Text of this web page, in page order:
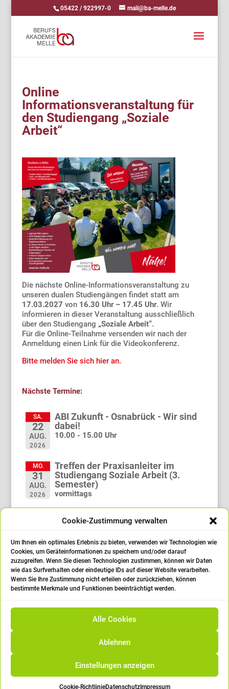
Cookie-Zustimmung verwalten
Um Ihnen ein optimales Erlebnis zu bieten, verwenden wir Technologien wie
Cookies, um Geräteinformationen zu speichern und/oder darauf
zuzugreifen. Wenn Sie diesen Technologien zustimmen, können wir Daten
wie das Surfverhalten oder eindeutige IDs auf dieser Website verarbeiten.
Wenn Sie Ihre Zustimmung nicht erteilen oder zurückziehen, können
bestimmte Merkmale und Funktionen beeinträchtigt werden.
Alle Cookies
Ablehnen
Einstellungen anzeigen
Cookie-RichtlinieDatenschutzImpressum
05422 / 922997-0 mail@ba-melle.de
Online
Informationsveranstaltung für
den Studiengang „Soziale
Arbeit“
Die nächste Online-Informationsveranstaltung zu
unseren dualen Studiengängen findet statt am
17.03.2027 von16.30 Uhr – 17.45 Uhr. Wir
informieren in dieser Veranstaltung ausschließlich
über den Studiengang „Soziale Arbeit“.
Für die Online-Teilnahme versenden wir nach der
Anmeldung einen Link für die Videokonferenz.
Bitte melden Sie sich hier an.
Nächste Termine:
SA.
22
AUG.
2026
ABI Zukunft - Osnabrück - Wir sind
dabei!
10.00 - 15.00 Uhr
MO.
31
AUG.
2026
Treffen der Praxisanleiter im
Studiengang Soziale Arbeit (3.
Semester)
vormittags
2026
Treffen der Praxisanleiter im
Studiengang Soziale Arbeit (1.
vormittags
FR.
25
SEP.
Abschlussfeier
14:00 Uhr
|Impressum|Datenschutz|Cookie
Richtlinien/Einstellungen